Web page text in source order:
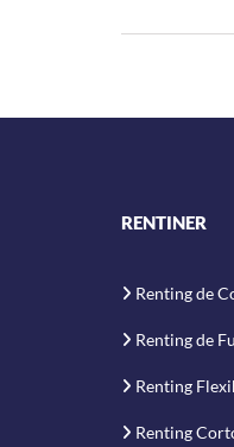
RENTINER
Renting de
Renting de
Renting
Renting